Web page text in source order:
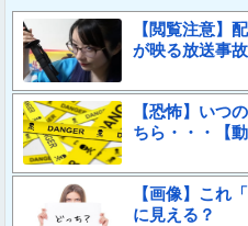
【閲覧注意】
が映る放送事
【恐怖】いつ
ちら・・・【動
【画像】これ
に見える？